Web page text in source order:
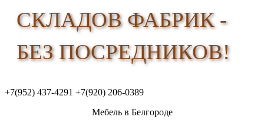
СКЛАДОВ ФАБРИК -
БЕЗ ПОСРЕДНИКОВ!
+7(952) 437-4291 +7(920) 206-0389
Мебель в Белгороде